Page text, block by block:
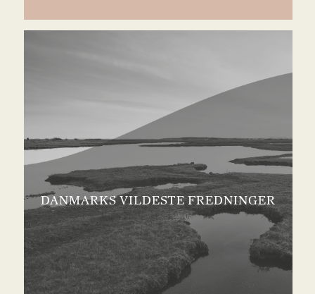
DANMARKS VILDESTE FREDNINGER